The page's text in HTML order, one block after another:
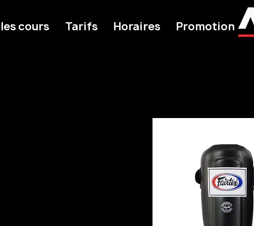
cours Tarifs Horaires Promotion